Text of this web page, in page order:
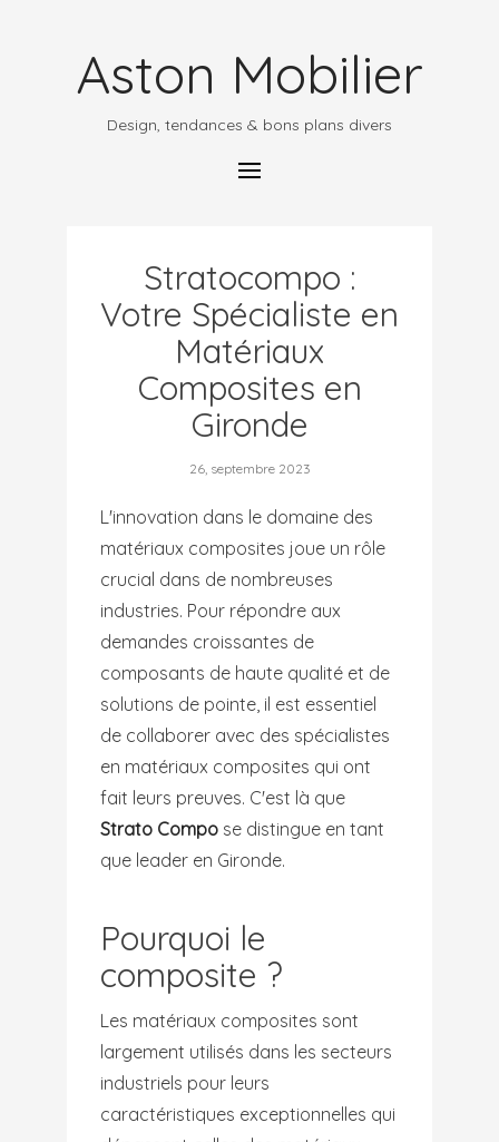
Aston Mobilier
Design, tendances & bons plans divers
Stratocompo :
Votre Spécialiste en
Matériaux
Composites en
Gironde
26, septembre 2023
L'innovation dans le domaine des
matériaux composites joue un rôle
crucial dans de nombreuses
industries. Pour répondre aux
demandes croissantes de
composants de haute qualité et de
solutions de pointe, il est essentiel
de collaborer avec des spécialistes
en matériaux composites qui ont
fait leurs preuves. C'est là que
Strato Compo se distingue en tant
que leader en Gironde.
Pourquoi le
composite ?
Les matériaux composites sont
largement utilisés dans les secteurs
industriels pour leurs
caractéristiques exceptionnelles qui